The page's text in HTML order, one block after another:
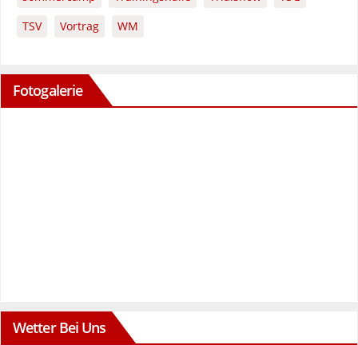
TSV
Vortrag WM
Fotogalerie
Wetter Bei Uns